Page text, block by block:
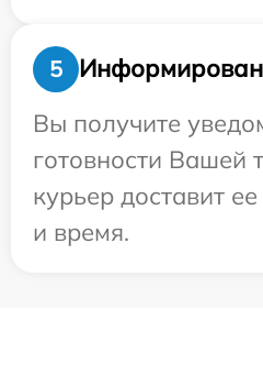
5
Вы получите
готовности Вашей
курьер доставит
и время.